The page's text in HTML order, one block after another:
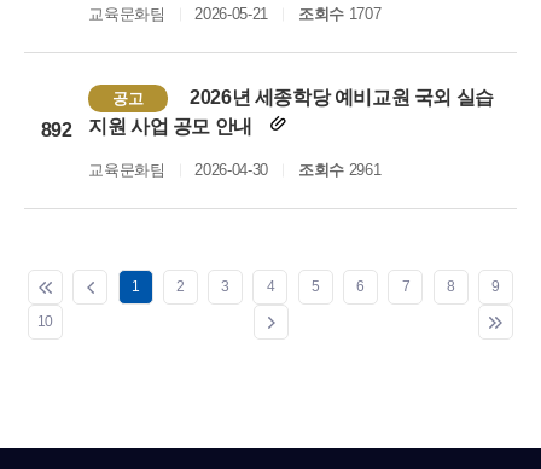
교육문화팀 2026-05-21 조회수1707
892
공고
2026년 세종학당 예비교원 국외 실습
지원 사업 공모 안내
교육문화팀 2026-04-30 조회수2961
1 2 3 4 5 6 7 8 9
10